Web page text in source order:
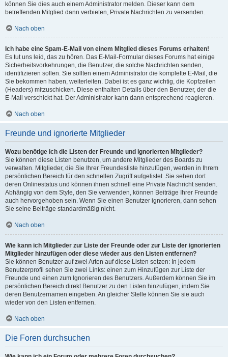
können Sie dies auch einem Administrator melden. Dieser kann dem
betreffenden Mitglied dann verbieten, Private Nachrichten zu versenden.
Nach oben
Ich habe eine Spam-E-Mail von einem Mitglied dieses Forums erhalten!
Es tut uns leid, das zu hören. Das E-Mail-Formular dieses Forums hat einige
Sicherheitsvorkehrungen, die Benutzer, die solche Nachrichten senden,
identifizieren sollen. Sie sollten einem Administrator die komplette E-Mail, die
Sie bekommen haben, weiterleiten. Dabei ist es ganz wichtig, die Kopfzeilen
(Headers) mitzuschicken. Diese enthalten Details über den Benutzer, der die
E-Mail verschickt hat. Der Administrator kann dann entsprechend reagieren.
Nach oben
Freunde und ignorierte Mitglieder
Wozu benötige ich die Listen der Freunde und ignorierten Mitglieder?
Sie können diese Listen benutzen, um andere Mitglieder des Boards zu
verwalten. Mitglieder, die Sie Ihrer Freundesliste hinzufügen, werden in Ihrem
persönlichen Bereich für den schnellen Zugriff aufgelistet. Sie sehen dort
deren Onlinestatus und können ihnen schnell eine Private Nachricht senden.
Abhängig von dem Style, den Sie verwenden, können Beiträge Ihrer Freunde
auch hervorgehoben sein. Wenn Sie einen Benutzer ignorieren, dann sehen
Sie seine Beiträge standardmäßig nicht.
Nach oben
Wie kann ich Mitglieder zur Liste der Freunde oder zur Liste der ignorierten
Mitglieder hinzufügen oder diese wieder aus den Listen entfernen?
Sie können Benutzer auf zwei Arten auf diese Listen setzen: In jedem
Benutzerprofil sehen Sie zwei Links: einen zum Hinzufügen zur Liste der
Freunde und einen zum Ignorieren des Benutzers. Außerdem können Sie im
persönlichen Bereich direkt Benutzer zu den Listen hinzufügen, indem Sie
deren Benutzernamen eingeben. An gleicher Stelle können Sie sie auch
wieder von den Listen entfernen.
Nach oben
Die Foren durchsuchen